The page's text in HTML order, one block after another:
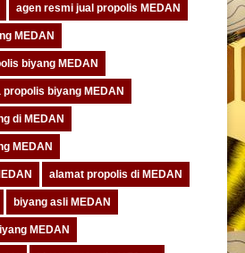
agen resmi jual propolis MEDAN
MEDAN
biyang MEDAN
biyang MEDAN
di MEDAN
MEDAN
alamat propolis di MEDAN
biyang asli MEDAN
MEDAN